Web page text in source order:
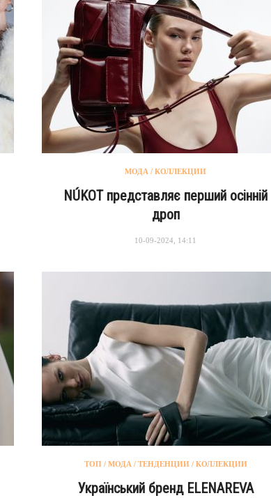
МОДА / КОЛЛЕКЦИИ
NÚKOT представляє перший осінній
дроп
10-09-2024, 14:11
ТОП / МОДА / ТЕНДЕНЦИИ / КОЛЛЕКЦИИ
Український бренд ELENAREVA